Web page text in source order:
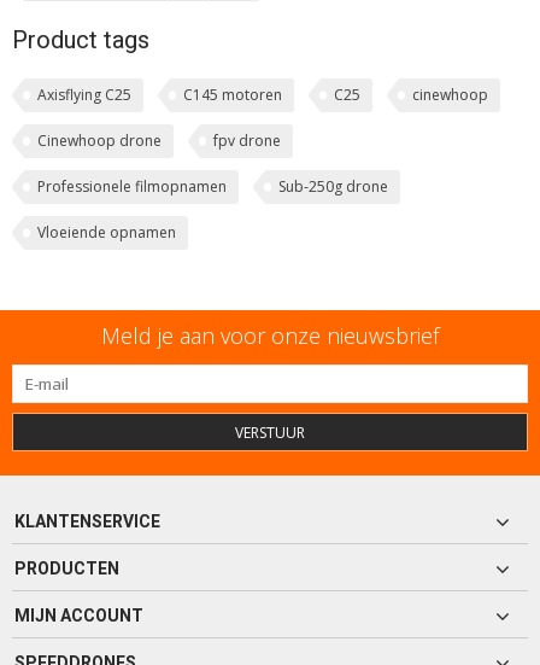
Product tags
Axisflying C25 C145 motoren C25 cinewhoop
Cinewhoop drone fpv drone
Professionele filmopnamen Sub-250g drone
Vloeiende opnamen
Meld je aan voor onze nieuwsbrief
VERSTUUR
KLANTENSERVICE
PRODUCTEN
MIJN ACCOUNT